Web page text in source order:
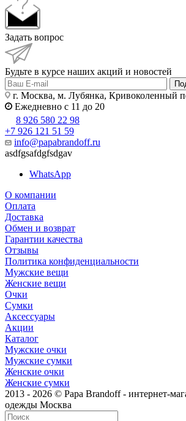
Задать вопрос
Будьте в курсе наших акций и новостей
г. Москва, м. Лубянка, Кривоколенный
Ежедневно с 11 до 20
8 926 580 22 98
+7 926 121 51 59
info@papabrandoff.ru
asdfgsafdgfsdgav
WhatsApp
О компании
Оплата
Доставка
Обмен и возврат
Гарантии качества
Отзывы
Политика конфиденциальности
Мужские вещи
Женские вещи
Очки
Сумки
Аксессуары
Акции
Каталог
Мужские очки
Мужские сумки
Женские очки
Женские сумки
2013 - 2026 © Papa Brandoff - интернет-
одежды Москва